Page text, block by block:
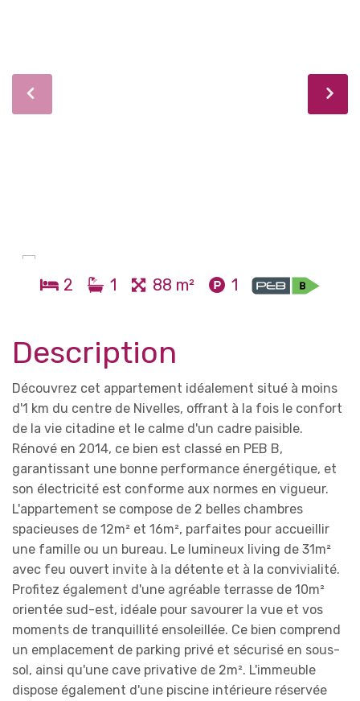
2 1 88 m² 1
Description
Découvrez cet appartement idéalement situé à moins
d'1 km du centre de Nivelles, offrant à la fois le confort
de la vie citadine et le calme d'un cadre paisible.
Rénové en 2014, ce bien est classé en PEB B,
garantissant une bonne performance énergétique, et
son électricité est conforme aux normes en vigueur.
L'appartement se compose de 2 belles chambres
spacieuses de 12m² et 16m², parfaites pour accueillir
une famille ou un bureau. Le lumineux living de 31m²
avec feu ouvert invite à la détente et à la convivialité.
Profitez également d'une agréable terrasse de 10m²
orientée sud-est, idéale pour savourer la vue et vos
moments de tranquillité ensoleillée. Ce bien comprend
un emplacement de parking privé et sécurisé en sous-
sol, ainsi qu'une cave privative de 2m². L'immeuble
dispose également d'une piscine intérieure réservée